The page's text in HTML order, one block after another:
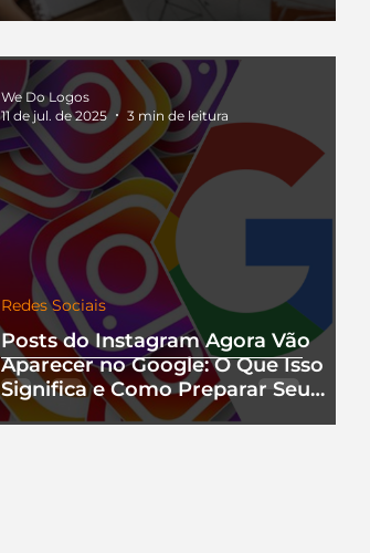
Posts do Instagram Agora Vão
Aparecer no Google: O Que Isso
Significa e Como Preparar Seu
Perfil
Redes Sociais
We Do Logos
11 de jul. de 2025
3 min de leitura